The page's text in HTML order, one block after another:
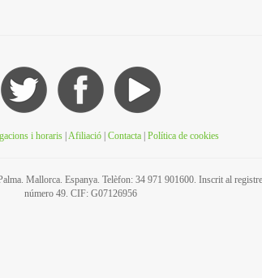
i horaris Afiliació Contacta Política de cookies
Mallorca. Espanya. Telèfon: 34 971 901600. Inscrit al
número 49. CIF: G07126956